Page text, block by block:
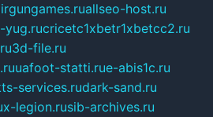
allseo-host.ru
yug.rucricetc1xbetr1xbetcc2.ru
3d-file.ru
uafoot-statti.rue-abis1c.ru
services.rudark-sand.ru
x-legion.rusib-archives.ru